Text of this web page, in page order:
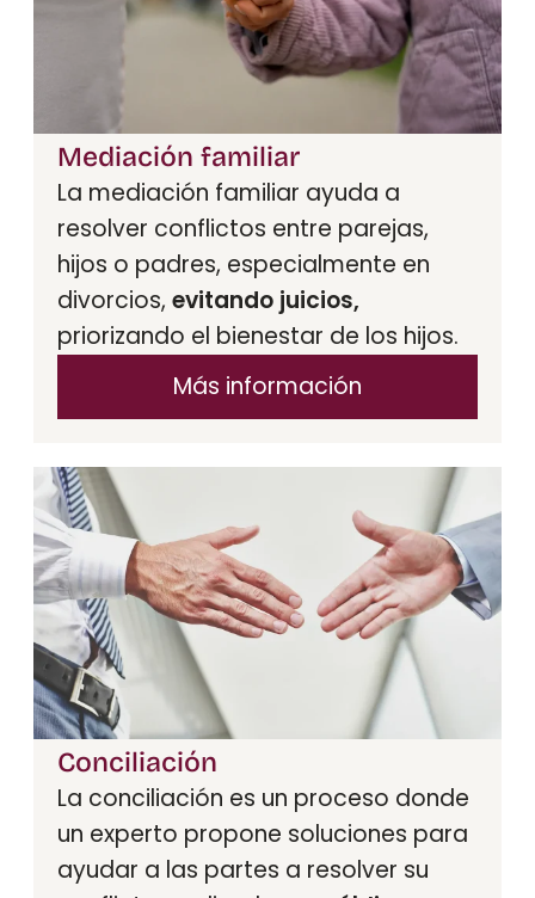
Mediación familiar
La mediación familiar ayuda a
resolver conflictos entre parejas,
hijos o padres, especialmente en
divorcios, evitando juicios,
priorizando el bienestar de los hijos.
Más información
Conciliación
La conciliación es un proceso donde
un experto propone soluciones para
ayudar a las partes a resolver su